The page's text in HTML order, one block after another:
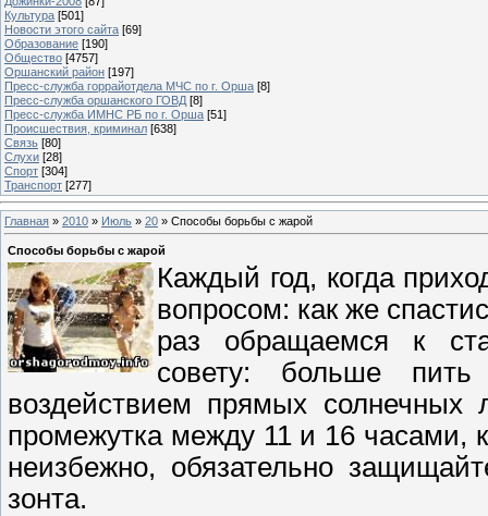
Культура [501]
Новости этого сайта [69]
Образование [190]
Общество [4757]
Оршанский район [197]
Пресс-служба горрайотдела МЧС по г. Орша [8]
Пресс-служба оршанского ГОВД [8]
Пресс-служба ИМНС РБ по г. Орша [51]
Проиcшествия, криминал [638]
Связь [80]
Слухи [28]
Спорт [304]
Транспорт [277]
Главная » 2010 » Июль » 20 » Способы борьбы с жарой
Способы борьбы с жарой
Каждый год, когда
вопросом: как же
раз обращаемся к
совету: больше
воздействием прямых солнечных
промежутка между 11 и 16 часами,
неизбежно, обязательно
зонта.